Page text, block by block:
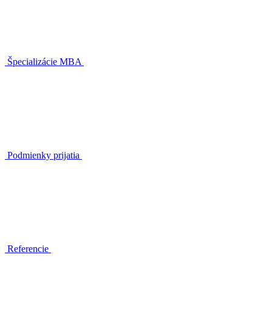
Špecializácie MBA
Podmienky prijatia
Referencie